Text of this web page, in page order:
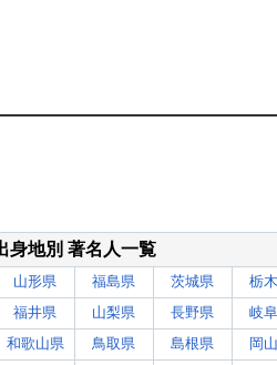
身地別 著名人一覧
山形県 福島県 茨城県 栃
福井県 山梨県 長野県 岐
和歌山県 鳥取県 島根県 岡